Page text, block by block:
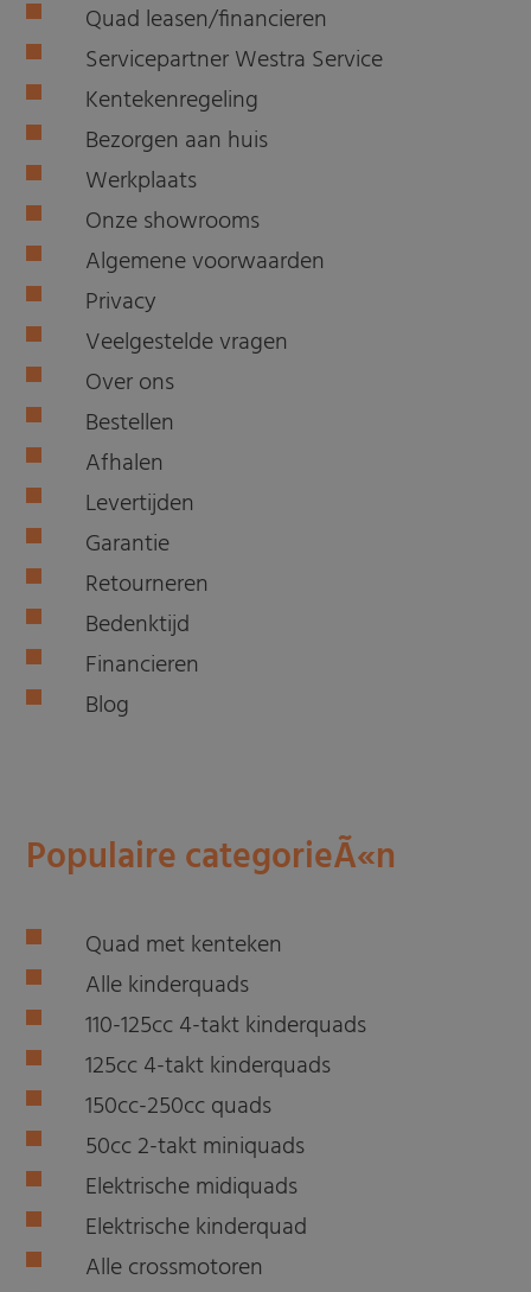
Quad leasen/financieren
Servicepartner Westra Service
Kentekenregeling
Bezorgen aan huis
Werkplaats
Onze showrooms
Algemene voorwaarden
Privacy
Veelgestelde vragen
Over ons
Bestellen
Afhalen
Levertijden
Garantie
Retourneren
Bedenktijd
Financieren
Blog
Populaire categorieÃ«n
Quad met kenteken
Alle kinderquads
110-125cc 4-takt kinderquads
125cc 4-takt kinderquads
150cc-250cc quads
50cc 2-takt miniquads
Elektrische midiquads
Elektrische kinderquad
Alle crossmotoren